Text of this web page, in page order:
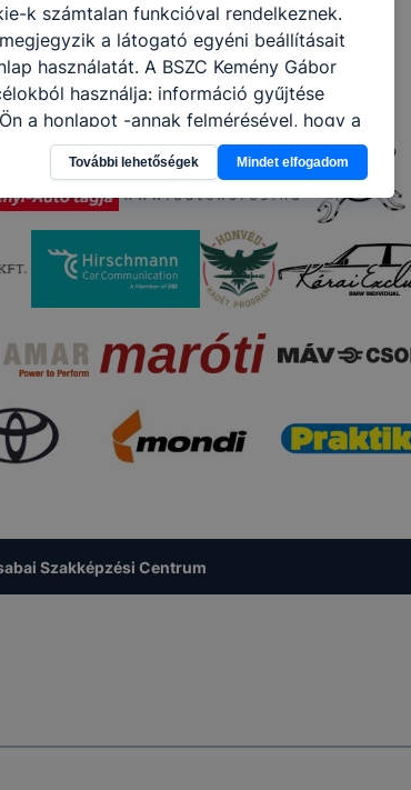
Szakképzési Centrum
k számtalan funkcióval rendelkeznek.
a látogató egyéni beállításait
használatát. A BSZC Kemény Gábor
használja: információ gyűjtése
a honlapot -annak felmérésével, hogy a
leginkább, így megtudhatjuk,
élményt, ha ismét meglátogatja
és hogyan tudja kikapcsolni a
a cookie-k beállításának a
automatikusan elfogadja
Felhívjuk figyelmét, hogy
és folyamatainak
cookie-k alkalmazásának
hogy felhasználóink nem
További lehetőségek Mindet elfogadom